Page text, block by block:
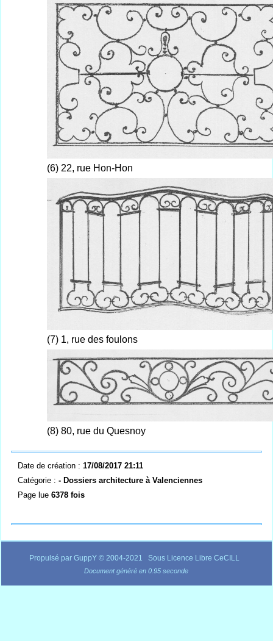
(6) 22, rue Hon-Hon
(7) 1, rue des foulons
(8) 80, rue du Quesnoy
Date de création :17/08/2017 21:11
Catégorie :- Dossiers architecture à Valenciennes
Page lue6378 fois
Propulsé par GuppY© 2004-2021 Sous Licence Libre CeCILL
Document généré en 0.95 seconde